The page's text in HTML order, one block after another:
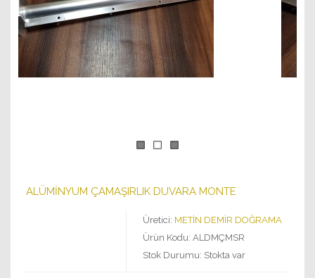
ALÜMINYUM ÇAMAŞIRLIK DUVARA MONTE
Üretici: METİN DEMİR DOĞRAMA
Ürün Kodu: ALDMÇMSR
Stok Durumu: Stokta var